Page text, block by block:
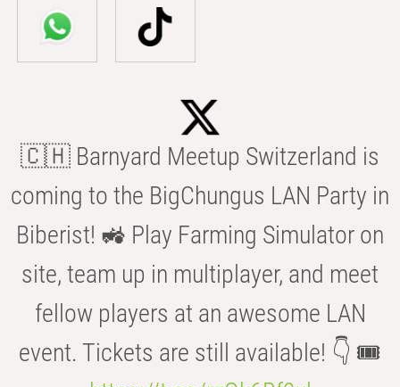
🇨🇭 Barnyard Meetup Switzerland is
coming to the BigChungus LAN Party in
Biberist! 🚜 Play Farming Simulator on
site, team up in multiplayer, and meet
fellow players at an awesome LAN
event. Tickets are still available! 👇 🎟️